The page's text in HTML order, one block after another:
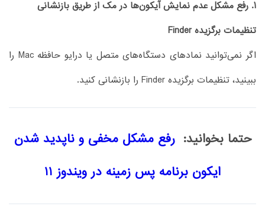
1. رفع مشکل عدم نمایش آیکون‌ها در مک از طریق بازنشانی
تنظیمات برگزیده Finder
اگر نمی‌توانید نمادهای دستگاه‌های متصل یا درایو حافظه Mac را
ببینید، تنظیمات برگزیده Finder را بازنشانی کنید.
حتما بخوانید: رفع مشکل مخفی و ناپدید شدن
ایکون برنامه پس زمینه در ویندوز 11